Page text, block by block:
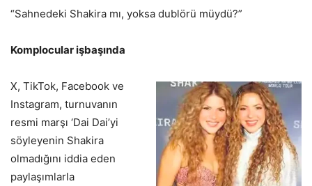
“Sahnedeki Shakira mı, yoksa dublörü müydü?”
Komplocular işbaşında
X, TikTok, Facebook ve
Instagram, turnuvanın
resmi marşı ‘Dai Dai’yi
söyleyenin Shakira
olmadığını iddia eden
paylaşımlarla